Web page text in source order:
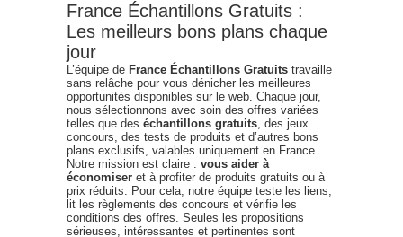
France Échantillons Gratuits :
Les meilleurs bons plans chaque
jour
L’équipe de France Échantillons Gratuits travaille
sans relâche pour vous dénicher les meilleures
opportunités disponibles sur le web. Chaque jour,
nous sélectionnons avec soin des offres variées
telles que des échantillons gratuits, des jeux
concours, des tests de produits et d’autres bons
plans exclusifs, valables uniquement en France.
Notre mission est claire : vous aider à
économiser et à profiter de produits gratuits ou à
prix réduits. Pour cela, notre équipe teste les liens,
lit les règlements des concours et vérifie les
conditions des offres. Seules les propositions
sérieuses, intéressantes et pertinentes sont